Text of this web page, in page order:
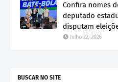
Confira nomes
deputado
disputam
Julho 22, 2026
BUSCAR NO SITE